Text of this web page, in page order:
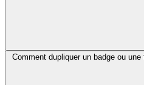
Comment dupliquer un badge ou